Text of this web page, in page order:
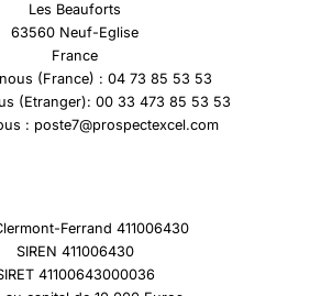
Les Beauforts
63560 Neuf-Eglise
France
(France) : 04 73 85 53 53
(Etranger): 00 33 473 85 53 53
: poste7@prospectexcel.com
Ferrand 411006430
SIREN 411006430
41100643000036